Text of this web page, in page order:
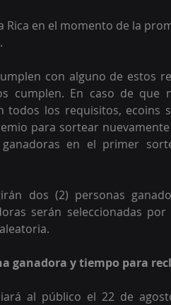
en el momento de la
con alguno de estos
cumplen. En caso de que
todos los requisitos, ecoins
para sortear
en el primer
dos (2) personas
serán seleccionadas
ganadora y tiempo para
al público el 22 de